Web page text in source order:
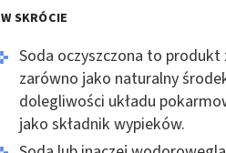
W SKRÓCIE
Soda oczyszczona to produkt
zarówno jako naturalny
dolegliwości układu
jako składnik wypieków.